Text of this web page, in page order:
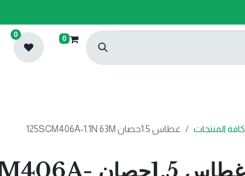
0
0
كافة المنتجات غطاس 1.5حصان 125SCM406A-1.1N 63M